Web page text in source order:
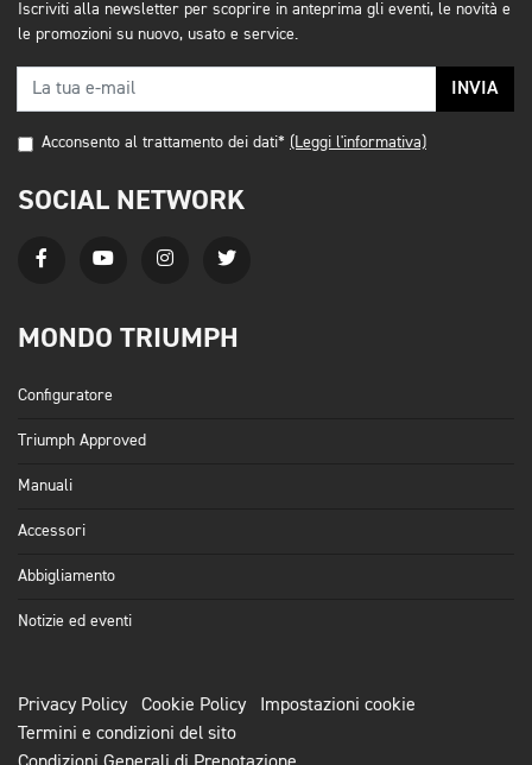
Iscriviti alla newsletter per scoprire in anteprima gli eventi, le novità e
le promozioni su nuovo, usato e service.
INVIA
Acconsento al trattamento dei dati* (Leggi l'informativa)
SOCIAL NETWORK
MONDO TRIUMPH
Configuratore
Triumph Approved
Manuali
Accessori
Abbigliamento
Notizie ed eventi
Privacy Policy Cookie Policy
Impostazioni cookie
Termini e condizioni del sito